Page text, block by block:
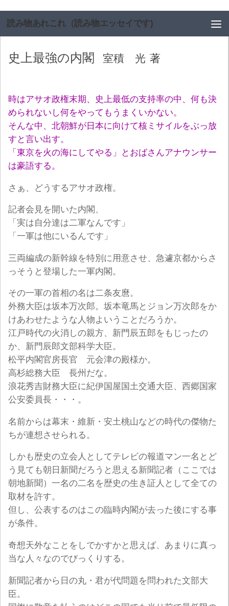
読み物あれこれ（読み物エッセイです)
史上最強の内閣 室積 光 著
時はアサオ政権末期、史上最低の支持率の中、何も決
められないし何をやってもうまくいかない。
そんな中、北朝鮮が日本に向けて核ミサイルをぶっ放
すと言い出す。
「東京を火の海にしてやる」とおばさんアナウンサー
は豪語する。
さぁ、どうするアサオ政権。
記者会見を開いた内閣、
「実は自分達は二軍なんです」
「一軍は他にいるんです」
三両編成の新幹線を特別に用意させ、急遽京都からさ
っそうと登場した一軍内閣。
その一軍の首相の名は二条友麿。
外務大臣は坂本万次郎。坂本竜馬とジョン万次郎をか
けあわせたような人物よいうことだろうか。
江戸時代の火消しの親方、新門辰五郎をもじったの
か、新門辰郎文部科学大臣。
松平内閣官房長官 元会津の殿様か。
高杉総務大臣 長州だな。
浪花秀吉財務大臣に紀伊国屋国土交通大臣、西郷国家
公安委員長・・・。
名前からは幕末・維新・安土桃山などの時代の傑物た
ちが連想させられる。
しかも歴史の立会人としてテレビの報道マン一名とど
う見ても朝日新聞だろうと思える新聞記者（ここでは
朝地新聞）一名の二名を歴史の生き証人として全ての
取材を許す。
但し、公表するのはこの臨時内閣が去った後にする事
が条件。
奇想天外なことをしでかすかと思えば、あまりに真っ
当な人々なのでびっくりする。
新聞記者から日の丸・君が代問題を問われた文部大
臣。